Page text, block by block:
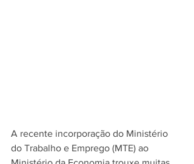
A recente incorporação do Ministério
do Trabalho e Emprego (MTE) ao